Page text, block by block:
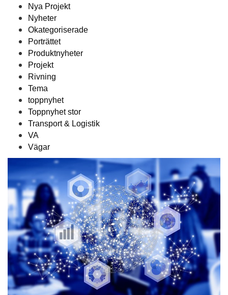
Nya Projekt
Nyheter
Okategoriserade
Porträttet
Produktnyheter
Projekt
Rivning
Tema
toppnyhet
Toppnyhet stor
Transport & Logistik
VA
Vägar